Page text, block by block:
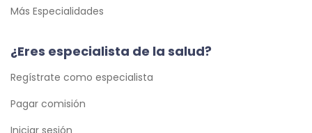
Más Especialidades
¿Eres especialista de la salud?
Regístrate como especialista
Pagar comisión